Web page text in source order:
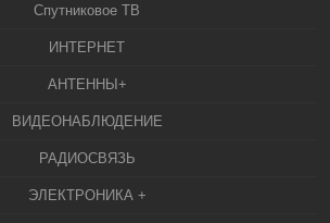
Спутниковое ТВ
ИНТЕРНЕТ
АНТЕННЫ+
ВИДЕОНАБЛЮДЕНИЕ
РАДИОСВЯЗЬ
ЭЛЕКТРОНИКА +